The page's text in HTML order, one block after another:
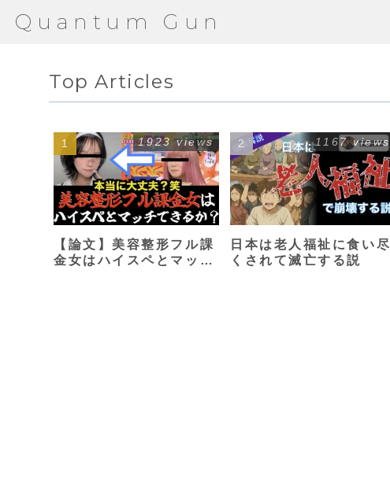
Quantum Gun
Top Articles
【論文】美容整形フル課
金女はハイスペとマッチ
1923 views
日本は老人福祉に食い尽
くされて滅亡する説
1167 views